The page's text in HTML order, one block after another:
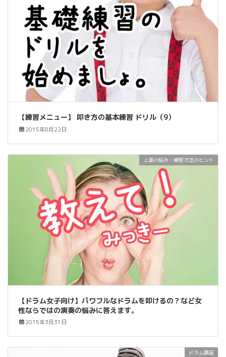
【練習メニュー】 叩き方の基本練習 ドリル（9）
2015年8月22日
上達の悩み・練習方法のヒント
【ドラム女子向け】パワフルなドラムを叩けるの？など女
性ならではの演奏の悩みに答えます。
2015年3月31日
ドラム講座